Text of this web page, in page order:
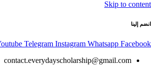
Skip to content
انضم إلينا
Telegram Instagram Whatsapp Facebook
contact.everydayscholarship@gmail.com